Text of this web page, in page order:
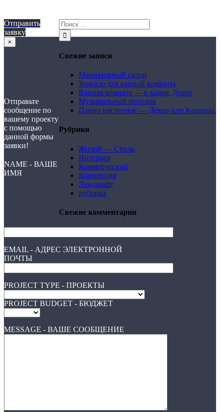
Свежие записи
Маникюрный салон
Зеркало для ванной комнаты
Ванная комната — в камне Декор
Музыкальный потолок
Панно настенное — Декор или Картина.
Рубрики
Жилой — Стиль
Интерьер
Коммерческий
Концепция
Ландшафт
рубрика
Свежие комментарии
Отправить
заявку
×
Отправьте
сообщение по
вашему проекту
с помощью
данной формы
заявки!
NAME - ВАШЕ
ИМЯ
EMAIL - АДРЕС ЭЛЕКТРОННОЙ
ПОЧТЫ
PROJECT TYPE - ПРОЕКТЫ
PROJECT BUDGET - БЮДЖЕТ
MESSAGE - ВАШЕ СООБЩЕНИЕ